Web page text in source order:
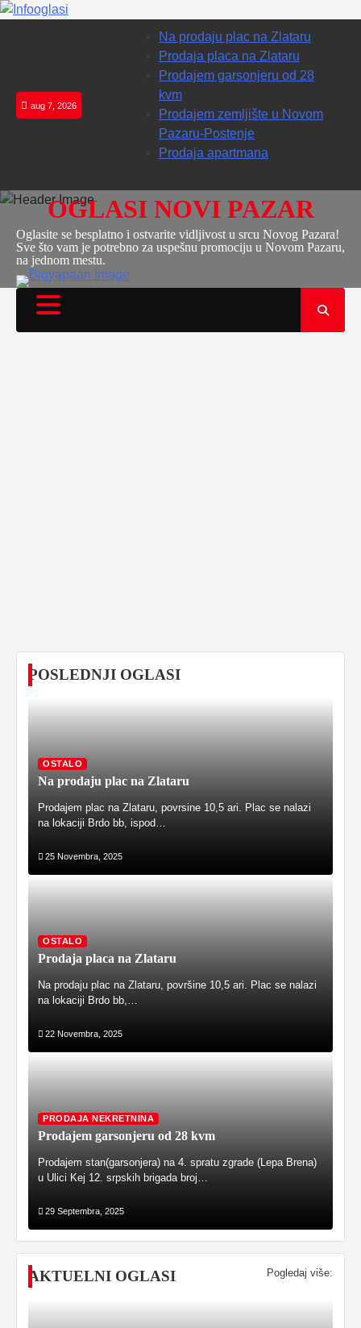
aug 7, 2026
Na prodaju plac na Zlataru
Prodaja placa na Zlataru
Prodajem garsonjeru od 28
kvm
Prodajem zemljište u Novom
Pazaru-Postenje
Prodaja apartmana
OGLASI NOVI PAZAR
Oglasite se besplatno i ostvarite vidljivost u srcu Novog Pazara!
Sve što vam je potrebno za uspešnu promociju u Novom Pazaru,
na jednom mestu.
POSLEDNJI OGLASI
OSTALO
Na prodaju plac na Zlataru
Prodajem plac na Zlataru, povrsine 10,5 ari. Plac se nalazi
na lokaciji Brdo bb, ispod…
25 Novembra, 2025
OSTALO
Prodaja placa na Zlataru
Na prodaju plac na Zlataru, površine 10,5 ari. Plac se nalazi
na lokaciji Brdo bb,…
22 Novembra, 2025
PRODAJA NEKRETNINA
Prodajem garsonjeru od 28 kvm
Prodajem stan(garsonjera) na 4. spratu zgrade (Lepa Brena)
u Ulici Kej 12. srpskih brigada broj…
29 Septembra, 2025
AKTUELNI OGLASI Pogledaj više: